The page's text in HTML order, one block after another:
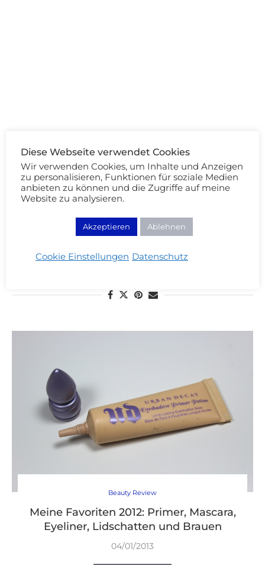
Beauty Review
Primer und ich
Beauty Review
Meine Favoriten 2012: Primer, Mascara,
Eyeliner, Lidschatten und Brauen
04/01/2013
Diese Webseite verwendet Cookies
Wir verwenden Cookies, um Inhalte und Anzeigen
zu personalisieren, Funktionen für soziale Medien
anbieten zu können und die Zugriffe auf meine
Website zu analysieren.
Akzeptieren Ablehnen
Cookie Einstellungen Datenschutz